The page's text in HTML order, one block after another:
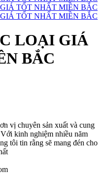
LOẠI GIÁ
BẮC
vị chuyên sản xuất và cung
kinh nghiệm nhiều năm
tôi tin rằng sẽ mang đén cho